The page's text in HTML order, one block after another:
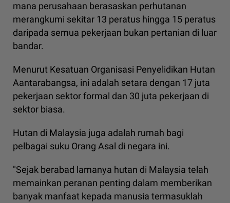
mana perusahaan berasaskan perhutanan
merangkumi sekitar 13 peratus hingga 15 peratus
daripada semua pekerjaan bukan pertanian di luar
bandar.
Menurut Kesatuan Organisasi Penyelidikan Hutan
Aantarabangsa, ini adalah setara dengan 17 juta
pekerjaan sektor formal dan 30 juta pekerjaan di
sektor biasa.
Hutan di Malaysia juga adalah rumah bagi
pelbagai suku Orang Asal di negara ini.
"Sejak berabad lamanya hutan di Malaysia telah
memainkan peranan penting dalam memberikan
banyak manfaat kepada manusia termasuklah